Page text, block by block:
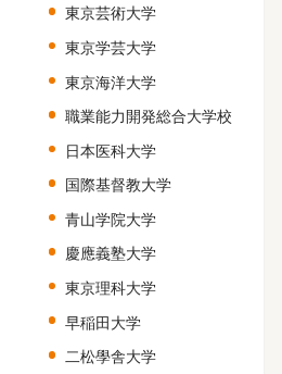
東京芸術大学
東京学芸大学
東京海洋大学
職業能力開発総合大学校
日本医科大学
国際基督教大学
青山学院大学
慶應義塾大学
東京理科大学
早稲田大学
二松學舎大学